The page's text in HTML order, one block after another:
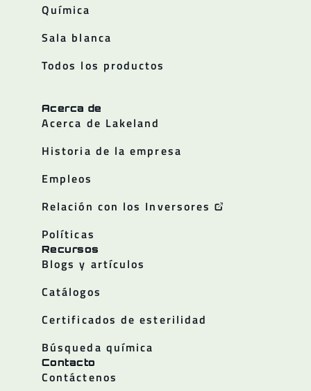
Química
Sala blanca
Todos los productos
Acerca de
Acerca de Lakeland
Historia de la empresa
Empleos
Relación con los Inversores
Políticas
Recursos
Blogs y artículos
Catálogos
Certificados de esterilidad
Búsqueda química
Contacto
Contáctenos